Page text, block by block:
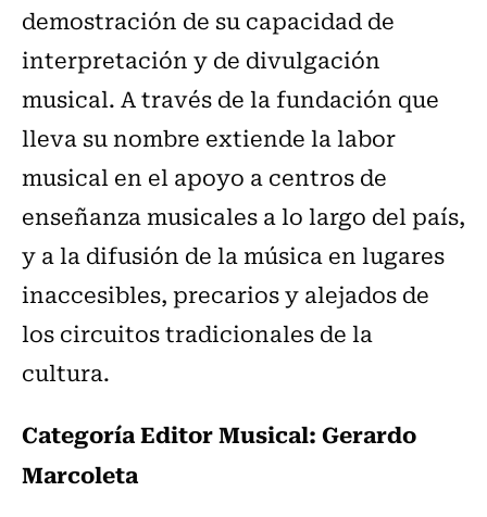
demostración de su capacidad de
interpretación y de divulgación
musical. A través de la fundación que
lleva su nombre extiende la labor
musical en el apoyo a centros de
enseñanza musicales a lo largo del país,
y a la difusión de la música en lugares
inaccesibles, precarios y alejados de
los circuitos tradicionales de la
cultura.
Categoría Editor Musical: Gerardo
Marcoleta